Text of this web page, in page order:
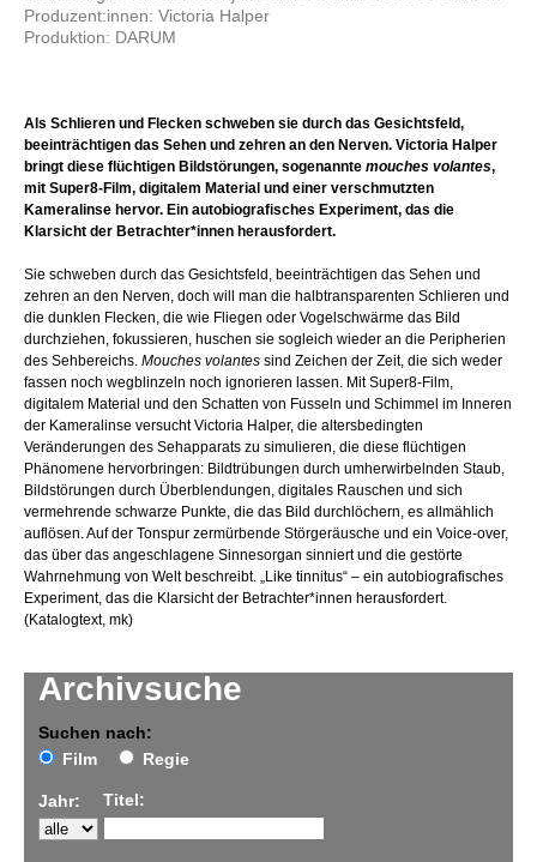
Archivsuche
Suchen nach:
Film
Regie
Jahr: Titel:
Produzent:innen: Victoria Halper
Produktion: DARUM
Als Schlieren und Flecken schweben sie durch das Gesichtsfeld,
beeinträchtigen das Sehen und zehren an den Nerven. Victoria Halper
bringt diese flüchtigen Bildstörungen, sogenannte mouches volantes,
mit Super8-Film, digitalem Material und einer verschmutzten
Kameralinse hervor. Ein autobiografisches Experiment, das die
Klarsicht der Betrachter*innen herausfordert.
Sie schweben durch das Gesichtsfeld, beeinträchtigen das Sehen und
zehren an den Nerven, doch will man die halbtransparenten Schlieren und
die dunklen Flecken, die wie Fliegen oder Vogelschwärme das Bild
durchziehen, fokussieren, huschen sie sogleich wieder an die Peripherien
des Sehbereichs. Mouches volantes sind Zeichen der Zeit, die sich weder
fassen noch wegblinzeln noch ignorieren lassen. Mit Super8-Film,
digitalem Material und den Schatten von Fusseln und Schimmel im Inneren
der Kameralinse versucht Victoria Halper, die altersbedingten
Veränderungen des Sehapparats zu simulieren, die diese flüchtigen
Phänomene hervorbringen: Bildtrübungen durch umherwirbelnden Staub,
Bildstörungen durch Überblendungen, digitales Rauschen und sich
vermehrende schwarze Punkte, die das Bild durchlöchern, es allmählich
auflösen. Auf der Tonspur zermürbende Störgeräusche und ein Voice-over,
das über das angeschlagene Sinnesorgan sinniert und die gestörte
Wahrnehmung von Welt beschreibt. „Like tinnitus“ – ein autobiografisches
Experiment, das die Klarsicht der Betrachter*innen herausfordert.
(Katalogtext, mk)